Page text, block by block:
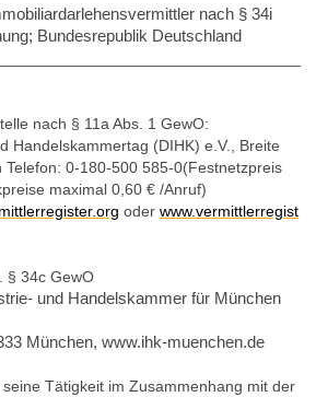
nach § 34i
Bundesrepublik Deutschland
nach § 11a Abs. 1 GewO:
Handelskammertag (DIHK) e.V., Breite
0-180-500 585-0(Festnetzpreis
maximal 0,60 € /Anruf)
oder www.vermittlerregist
§ 34c GewO
und Handelskammer für München
München, www.ihk-muenchen.de
Tätigkeit im Zusammenhang mit der